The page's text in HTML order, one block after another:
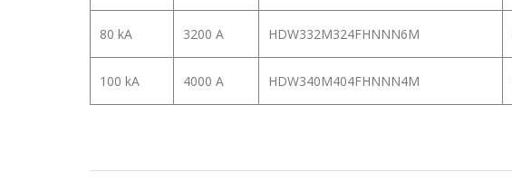
80 kA 3200 A HDW332M324FHNNN6M
100 kA 4000 A HDW340M404FHNNN4M